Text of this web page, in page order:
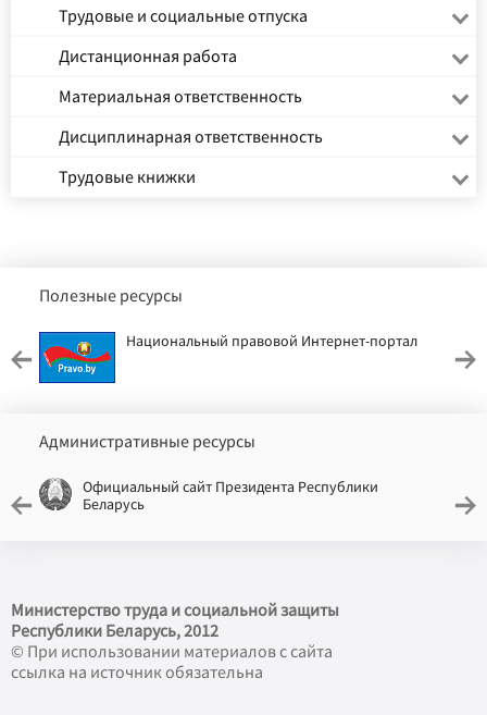
Трудовые и социальные отпуска
Дистанционная работа
Материальная ответственность
Дисциплинарная ответственность
Трудовые книжки
Полезные ресурсы
Национальный правовой Интернет-портал
Административные ресурсы
Официальный сайт Президента Республики
Беларусь
Министерство труда и социальной защиты
Республики Беларусь, 2012
© При использовании материалов с сайта
ссылка на источник обязательна